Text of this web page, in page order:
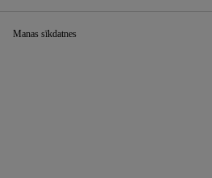
Manas sīkdatnes